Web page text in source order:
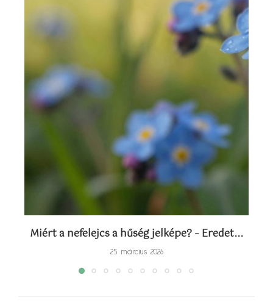
Miért a nefelejcs a hűség jelképe? – Eredet...
25 március 2026